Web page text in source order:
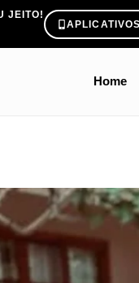
JEITO!
APLICATIVOS
Home